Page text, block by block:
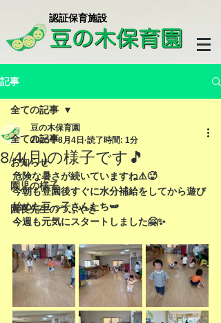
​認証保育施設
記事
全ての記事
お知らせ
園児の様子
園長先生のつぶやき
全ての記事
8/4(月)の様子です🎵
豆の木保育園
2025年8月4日 読了時間: 1分
危険な暑さが続いていますね⚠️🥵
今朝も登園後すぐに水分補給をしてから遊び
始めた豆っ子さんたち🫛
今週も元気にスタートしました🤗✨